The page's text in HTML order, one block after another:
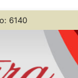
6140